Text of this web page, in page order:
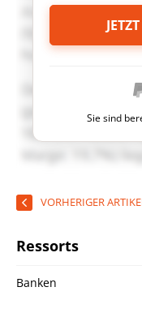
Sie sind
VORHERIGER
Ressorts
Banken